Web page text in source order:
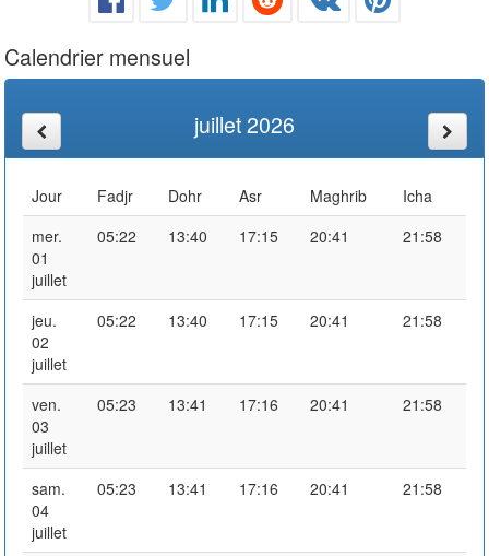
Calendrier mensuel
juillet 2026
Jour Fadjr Dohr Asr Maghrib
Icha
mer.
01
juillet
05:22 13:40 17:15 20:41 21:58
jeu.
02
juillet
05:22 13:40 17:15 20:41 21:58
ven.
03
juillet
05:23 13:41 17:16 20:41 21:58
sam.
04
juillet
05:23 13:41 17:16 20:41 21:58